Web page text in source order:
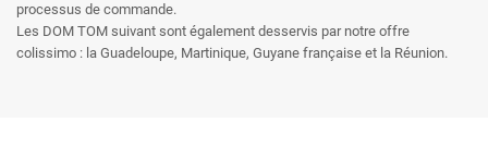
processus de commande.
Les DOM TOM suivant sont également desservis par notre offre
colissimo : la Guadeloupe, Martinique, Guyane française et la Réunion.